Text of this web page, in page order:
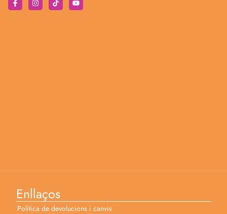
Enllaços
Política de devolucions i canvis